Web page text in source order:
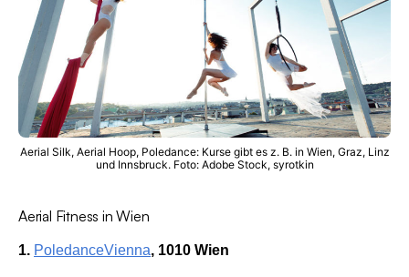
Aerial Silk, Aerial Hoop, Poledance: Kurse gibt es z. B. in Wien, Graz, Linz
und Innsbruck. Foto: Adobe Stock, syrotkin
Aerial Fitness in Wien
1. PoledanceVienna, 1010 Wien